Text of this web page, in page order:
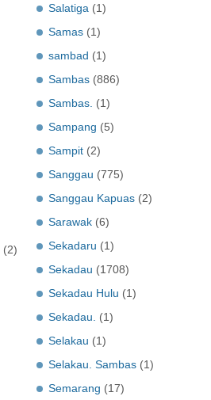
(2)
Salatiga (1)
Samas (1)
sambad (1)
Sambas (886)
Sambas. (1)
Sampang (5)
Sampit (2)
Sanggau (775)
Sanggau Kapuas (2)
Sarawak (6)
Sekadaru (1)
Sekadau (1708)
Sekadau Hulu (1)
Sekadau.
(1)
Selakau (1)
Selakau. Sambas (1)
Semarang (17)